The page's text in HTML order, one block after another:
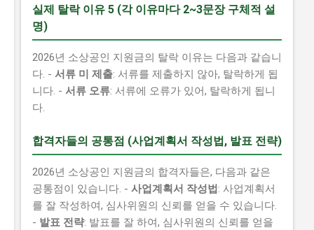
실제 탈락 이유 5 (각 이유마다 2~3문장 구체적 설
명)
2026년 소상공인 지원금의 탈락 이유는 다음과 같습니
다. - 서류 미 제출: 서류를 제출하지 않아, 탈락하게 됩
니다. - 서류 오류: 서류에 오류가 있어, 탈락하게 됩니
다.
합격자들의 공통점 (사업계획서 작성법, 발표 전략)
2026년 소상공인 지원금의 합격자들은, 다음과 같은
공통점이 있습니다. - 사업계획서 작성법 : 사업계획서
를 잘 작성하여, 심사위원의 신뢰를 얻을 수 있습니다.
- 발표 전략: 발표를 잘 하여, 심사위원의 신뢰를 얻을